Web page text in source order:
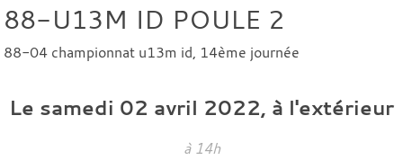
88-U13M ID POULE 2
88-04 championnat u13m id, 14ème journée
Le samedi 02 avril 2022, à l'extérieur
à 14h